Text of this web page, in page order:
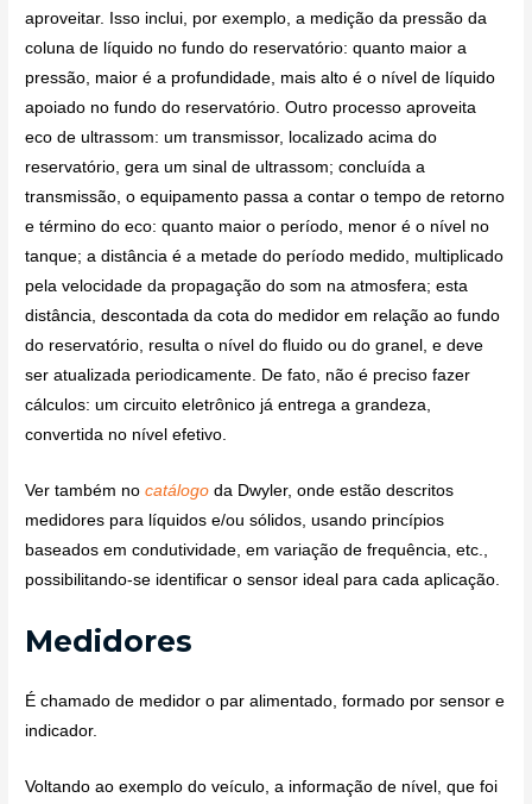
aproveitar. Isso inclui, por exemplo, a medição da pressão da
coluna de líquido no fundo do reservatório: quanto maior a
pressão, maior é a profundidade, mais alto é o nível de líquido
apoiado no fundo do reservatório. Outro processo aproveita
eco de ultrassom: um transmissor, localizado acima do
reservatório, gera um sinal de ultrassom; concluída a
transmissão, o equipamento passa a contar o tempo de retorno
e término do eco: quanto maior o período, menor é o nível no
tanque; a distância é a metade do período medido, multiplicado
pela velocidade da propagação do som na atmosfera; esta
distância, descontada da cota do medidor em relação ao fundo
do reservatório, resulta o nível do fluido ou do granel, e deve
ser atualizada periodicamente. De fato, não é preciso fazer
cálculos: um circuito eletrônico já entrega a grandeza,
convertida no nível efetivo.
Ver também nocatálogo da Dwyler, onde estão descritos
medidores para líquidos e/ou sólidos, usando princípios
baseados em condutividade, em variação de frequência, etc.,
possibilitando-se identificar o sensor ideal para cada aplicação.
Medidores
É chamado de medidor o par alimentado, formado por sensor e
indicador.
Voltando ao exemplo do veículo, a informação de nível, que foi